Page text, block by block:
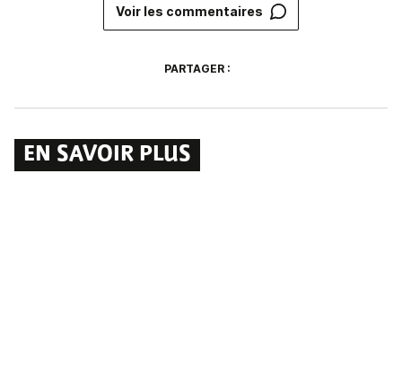
Voir les commentaires
PARTAGER :
EN SAVOIR PLUS